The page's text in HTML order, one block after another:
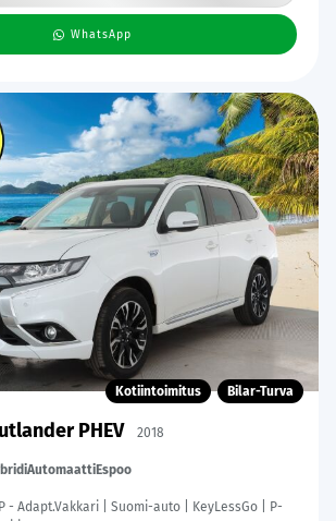
WhatsApp
Kotiintoimitus Bilar-Turva
PHEV 2018
AutomaattiEspoo
- Adapt.Vakkari | Suomi-auto | KeyLessGo | P-